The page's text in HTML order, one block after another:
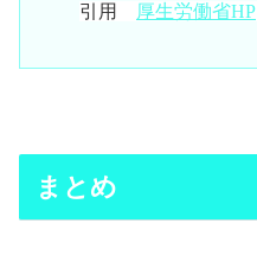
引用
厚生労働省HP
まとめ